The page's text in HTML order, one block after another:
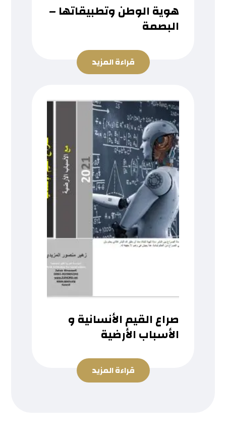
هوية الوطن وتطبيقاتها –
البصمة
قراءة المزيد
صراع القيم الأنسانية و
الأسباب الأرضية
قراءة المزيد